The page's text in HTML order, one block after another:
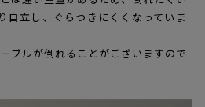
自立し、ぐらつきにくくなっていま
ブルが倒れることがございますので